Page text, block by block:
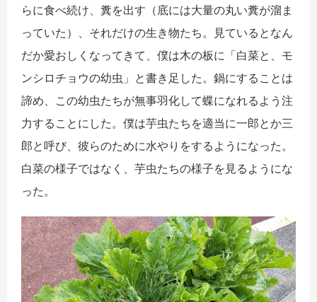
らに食べ続け、糞を出す（底には大量の丸い糞が溜ま
っていた）、それだけの生き物たち。見ているとなん
だか愛おしくなってきて、僕は木の板に「白菜と、モ
ンシロチョウの幼虫」と書き足した。鍋にすることは
諦め、この幼虫たちが無事羽化して蝶になれるよう注
力することにした。僕は芋虫たちを適当に一郎とか三
郎と呼び、彼らのために水やりをするようになった。
白菜の様子ではなく、芋虫たちの様子を見るようにな
った。